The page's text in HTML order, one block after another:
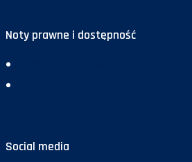
Noty prawne i dostępność
Social media